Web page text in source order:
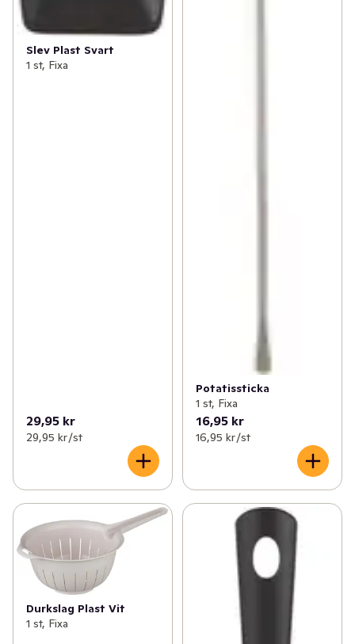
Slev Plast Svart
1 st, Fixa
29,95 kr
29,95 kr /st
Potatissticka
1 st, Fixa
16,95 kr
16,95 kr /st
Durkslag Plast Vit
1 st, Fixa